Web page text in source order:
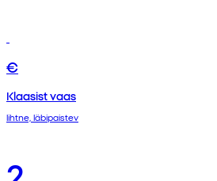
€
Klaasist vaas
lihtne, läbipaistev